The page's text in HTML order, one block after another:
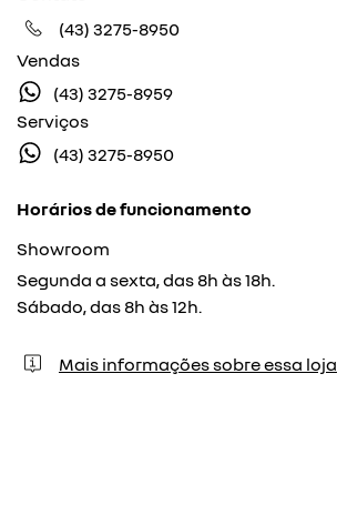
(43) 3275-8950
Vendas
(43) 3275-8959
Serviços
(43) 3275-8950
Horários de funcionamento
Showroom
Segunda a sexta, das 8h às 18h.
Sábado, das 8h às 12h.
Mais informações sobre essa loja